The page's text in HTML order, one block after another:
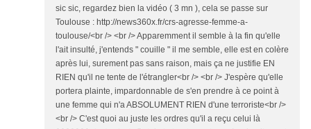
sic sic, regardez bien la vidéo ( 3 mn ), cela se passe sur
Toulouse : http://news360x.fr/crs-agresse-femme-a-
toulouse/<br /> <br /> Apparemment il semble à la fin qu'elle
l'ait insulté, j'entends " couille " il me semble, elle est en colère
après lui, surement pas sans raison, mais ça ne justifie EN
RIEN qu'il ne tente de l'étrangler<br /> <br /> J'espère qu'elle
portera plainte, impardonnable de s'en prendre à ce point à
une femme qui n'a ABSOLUMENT RIEN d'une terroriste<br />
<br /> C'est quoi au juste les ordres qu'il a reçu celui là